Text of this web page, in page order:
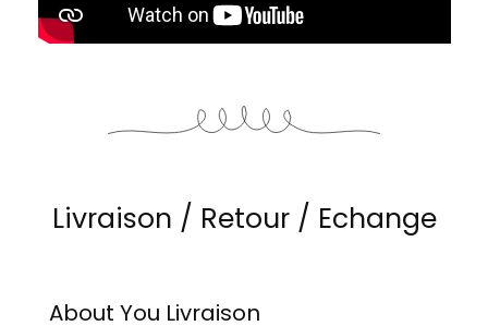
Livraison / Retour / Echange
About You Livraison